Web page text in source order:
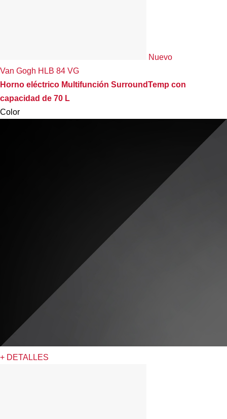
Nuevo
Van Gogh HLB 84 VG
Horno eléctrico Multifunción SurroundTemp con
capacidad de 70 L
Color
+ DETALLES